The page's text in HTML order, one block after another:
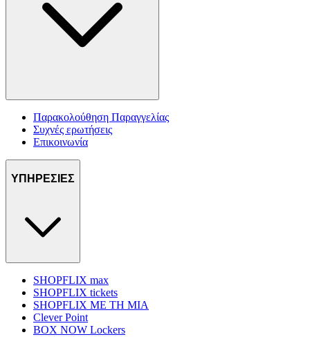
Παρακολούθηση Παραγγελίας
Συχνές ερωτήσεις
Επικοινωνία
ΥΠΗΡΕΣΙΕΣ
SHOPFLIX max
SHOPFLIX tickets
SHOPFLIX ΜΕ ΤΗ ΜΙΑ
Clever Point
BOX NOW Lockers